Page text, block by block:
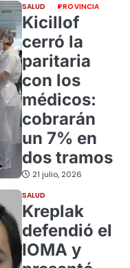
SALUD PROVINCIA
Kicillof
cerró la
paritaria
con los
médicos:
cobrarán
un 7% en
dos tramos
21 julio, 2026
SALUD
Kreplak
defendió el
IOMA y